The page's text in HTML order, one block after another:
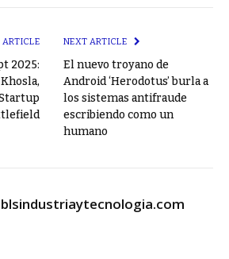
ARTICLE
2025:
NEXT ARTICLE
El nuevo troyano de
Android ‘Herodotus’ burla a
los sistemas antifraude
escribiendo como un
humano